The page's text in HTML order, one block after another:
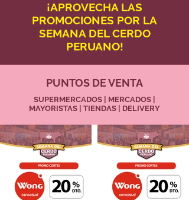
¡APROVECHA LAS
PROMOCIONES POR LA
SEMANA DEL CERDO
PERUANO!
PUNTOS DE VENTA
SUPERMERCADOS | MERCADOS |
MAYORISTAS | TIENDAS | DELIVERY